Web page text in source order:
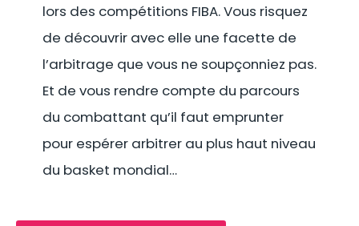
lors des compétitions FIBA. Vous risquez
de découvrir avec elle une facette de
l’arbitrage que vous ne soupçonniez pas.
Et de vous rendre compte du parcours
du combattant qu’il faut emprunter
pour espérer arbitrer au plus haut niveau
du basket mondial…